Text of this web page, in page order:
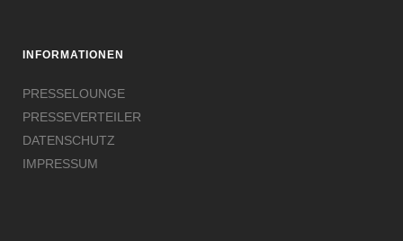
INFORMATIONEN
PRESSELOUNGE
PRESSEVERTEILER
DATENSCHUTZ
IMPRESSUM